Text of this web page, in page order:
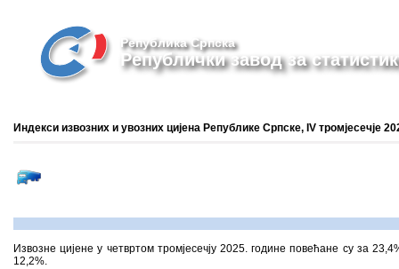
Република Српска
Републички завод за
Индекси извозних и увозних цијена Републике Српске, IV тромјесечје
Извозне цијене у четвртом тромјесечју 2025. године повећане су за
12,2%.